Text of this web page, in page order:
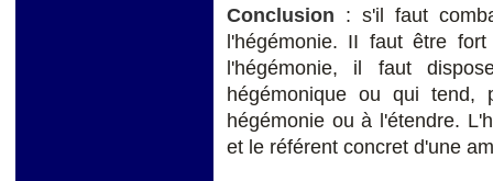
Conclusion : s'il faut
l'hégémonie. II faut être
l'hégémonie, il faut
hégémonique ou qui
hégémonie ou à l'étendre.
et le référent concret d'une